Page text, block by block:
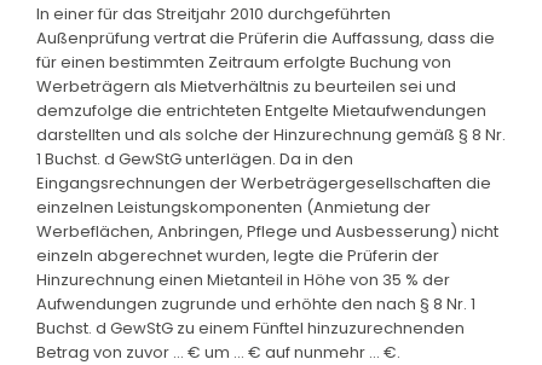
In einer für das Streitjahr 2010 durchgeführten
Außenprüfung vertrat die Prüferin die Auffassung, dass die
für einen bestimmten Zeitraum erfolgte Buchung von
Werbeträgern als Mietverhältnis zu beurteilen sei und
demzufolge die entrichteten Entgelte Mietaufwendungen
darstellten und als solche der Hinzurechnung gemäß § 8 Nr.
1 Buchst. d GewStG unterlägen. Da in den
Eingangsrechnungen der Werbeträgergesellschaften die
einzelnen Leistungskomponenten (Anmietung der
Werbeflächen, Anbringen, Pflege und Ausbesserung) nicht
einzeln abgerechnet wurden, legte die Prüferin der
Hinzurechnung einen Mietanteil in Höhe von 35 % der
Aufwendungen zugrunde und erhöhte den nach § 8 Nr. 1
Buchst. d GewStG zu einem Fünftel hinzuzurechnenden
Betrag von zuvor ... € um ... € auf nunmehr ... €.